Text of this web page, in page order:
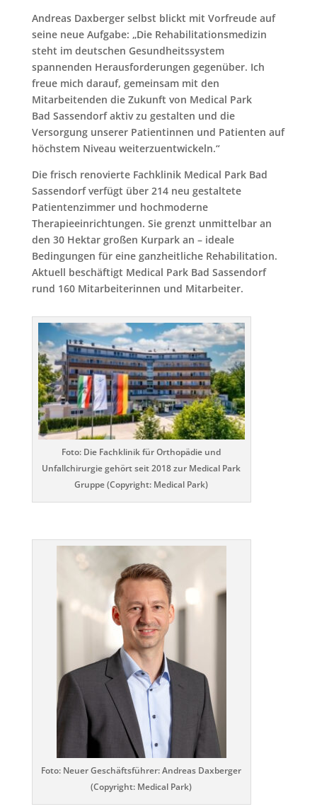
Andreas Daxberger selbst blickt mit Vorfreude auf
seine neue Aufgabe: „Die Rehabilitationsmedizin
steht im deutschen Gesundheitssystem
spannenden Herausforderungen gegenüber. Ich
freue mich darauf, gemeinsam mit den
Mitarbeitenden die Zukunft von Medical Park
Bad Sassendorf aktiv zu gestalten und die
Versorgung unserer Patientinnen und Patienten auf
höchstem Niveau weiterzuentwickeln.“
Die frisch renovierte Fachklinik Medical Park Bad
Sassendorf verfügt über 214 neu gestaltete
Patientenzimmer und hochmoderne
Therapieeinrichtungen. Sie grenzt unmittelbar an
den 30 Hektar großen Kurpark an – ideale
Bedingungen für eine ganzheitliche Rehabilitation.
Aktuell beschäftigt Medical Park Bad Sassendorf
rund 160 Mitarbeiterinnen und Mitarbeiter.
Foto: Die Fachklinik für Orthopädie und
Unfallchirurgie gehört seit 2018 zur Medical Park
Gruppe (Copyright: Medical Park)
Foto: Neuer Geschäftsführer: Andreas Daxberger
(Copyright: Medical Park)